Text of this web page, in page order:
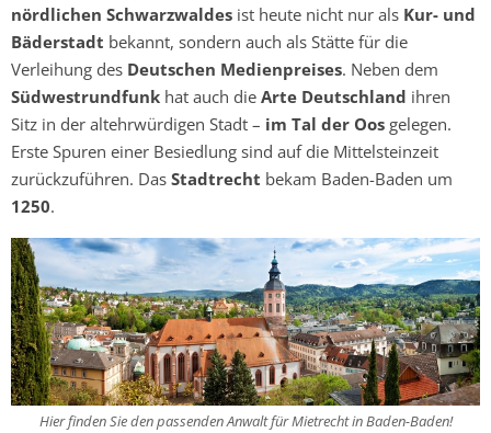
nördlichen Schwarzwaldes ist heute nicht nur als Kur- und
Bäderstadt bekannt, sondern auch als Stätte für die
Verleihung des Deutschen Medienpreises. Neben dem
Südwestrundfunk hat auch die Arte Deutschland ihren
Sitz in der altehrwürdigen Stadt – im Tal der Oos gelegen.
Erste Spuren einer Besiedlung sind auf die Mittelsteinzeit
zurückzuführen. Das Stadtrecht bekam Baden-Baden um
1250.
Hier finden Sie den passenden Anwalt für Mietrecht in Baden-Baden!